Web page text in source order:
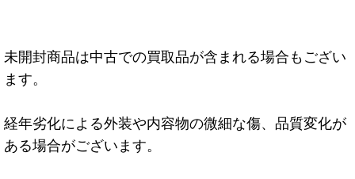
未開封商品は中古での買取品が含まれる場合もござい
ます。
経年劣化による外装や内容物の微細な傷、品質変化が
ある場合がございます。